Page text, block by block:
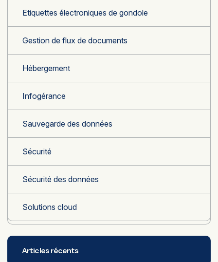
Etiquettes électroniques de gondole
Gestion de flux de documents
Hébergement
Infogérance
Sauvegarde des données
Sécurité
Sécurité des données
Solutions cloud
Articles récents